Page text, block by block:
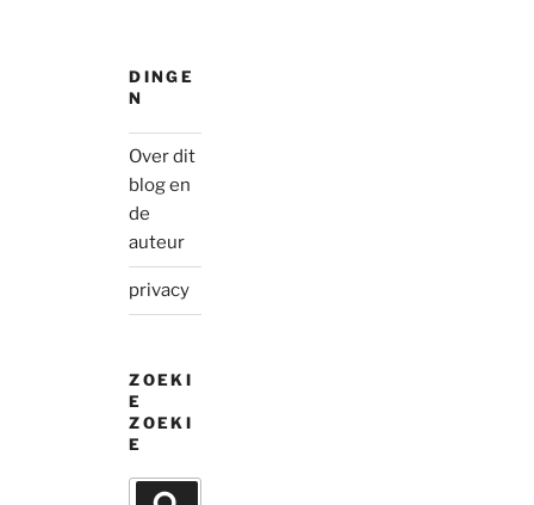
DINGE
N
Over dit
blog en
de
auteur
privacy
ZOEKI
E
ZOEKI
E
Search